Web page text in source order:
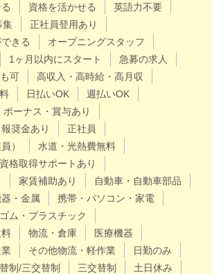
資格を活かせる
英語力不要
集
正社員登用あり
きる
オープニングスタッフ
1ヶ月以内にスタート
急募の求人
可
高収入・高時給・高月収
日払いOK
週払いOK
ボーナス・賞与あり
奨金あり
正社員
）
水道・光熱費無料
資格取得サポートあり
家賃補助あり
自動車・自動車部品
・金属
携帯・パソコン・家電
ゴム・プラスチック
物流・倉庫
医療機器
その他物流・軽作業
日勤のみ
制/三交替制 三交替制
土日休み